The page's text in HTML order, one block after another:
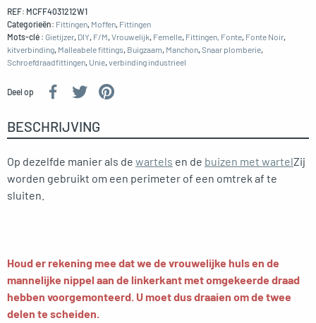
REF: MCFF4031212W1
Categorieën: Fittingen, Moffen, Fittingen
Mots-clé : Gietijzer, DIY, F/M, Vrouwelijk, Femelle, Fittingen, Fonte, Fonte Noir,
kitverbinding, Malleabele fittings, Buigzaam, Manchon, Snaar plomberie,
Schroefdraadfittingen, Unie, verbinding industrieel
Deel op
BESCHRIJVING
Op dezelfde manier als de wartels en de buizen met wartelZij
worden gebruikt om een perimeter of een omtrek af te
sluiten.
Houd er rekening mee dat we de vrouwelijke huls en de
mannelijke nippel aan de linkerkant met omgekeerde draad
hebben voorgemonteerd. U moet dus draaien om de twee
delen te scheiden.